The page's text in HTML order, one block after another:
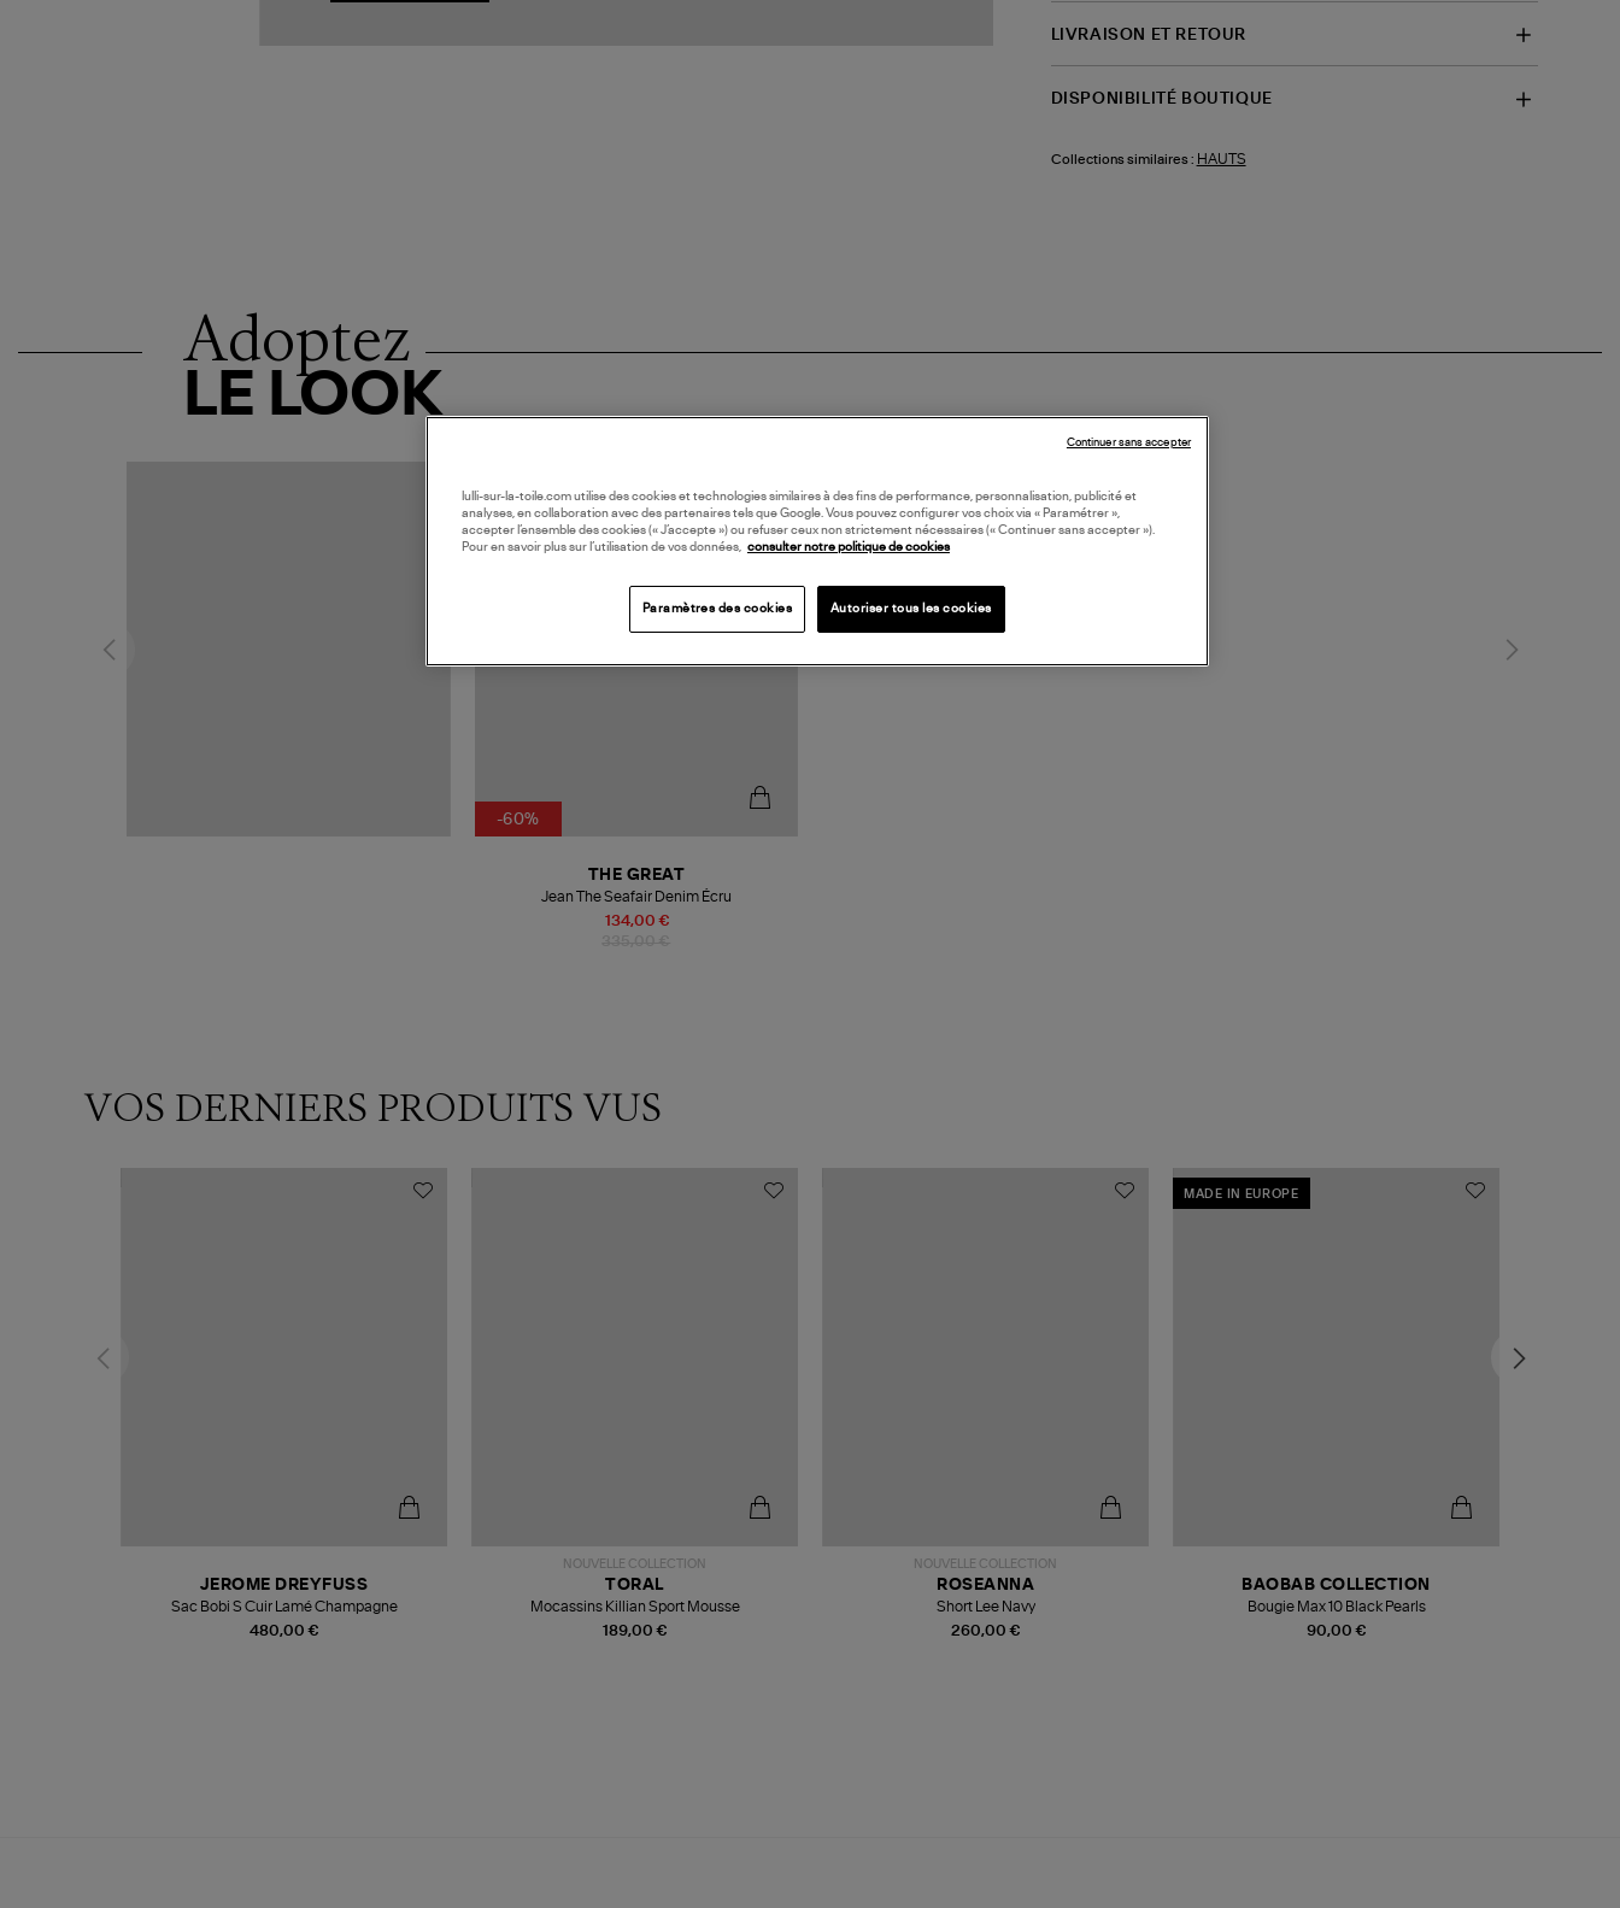
LIVRAISON ET RETOUR
DISPONIBILITÉ BOUTIQUE
Collections similaires : HAUTS
Adoptez
LE LOOK
-60%
134,00 €
THE GREAT
Jean The Seafair Denim Écru
VOS DERNIERS PRODUITS VUS
480,00 €
JEROME DREYFUSS
Sac Bobi S Cuir Lamé Champagne
NOUVELLE COLLECTION
189,00 €
TORAL
Mocassins Killian Sport Mousse
NOUVELLE COLLECTION
260,00 €
ROSEANNA
Short Lee Navy
MADE IN EUROPE
90,00 €
BAOBAB COLLECTION
Bougie Max 10 Black Pearls
lulli-sur-la-toile.com utilise des cookies et technologies similaires à des fins de performance, personnalisation, publicité et
analyses, en collaboration avec des partenaires tels que Google. Vous pouvez configurer vos choix via « Paramétrer »,
accepter l’ensemble des cookies (« J’accepte ») ou refuser ceux non strictement nécessaires (« Continuer sans accepter »).
Pour en savoir plus sur l’utilisation de vos données,
consulter notre politique de cookies
Paramètres des cookies Autoriser tous les cookies
Continuer sans accepter